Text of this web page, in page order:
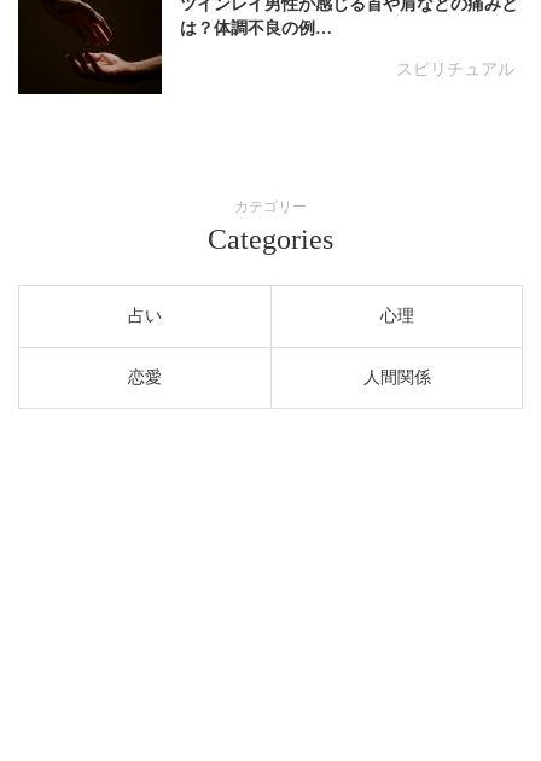
スピリチュアル
ツインレイ男性が感じる首や肩などの痛みと
は？体調不良の例…
カテゴリー
Categories
占い 心理
恋愛 人間関係